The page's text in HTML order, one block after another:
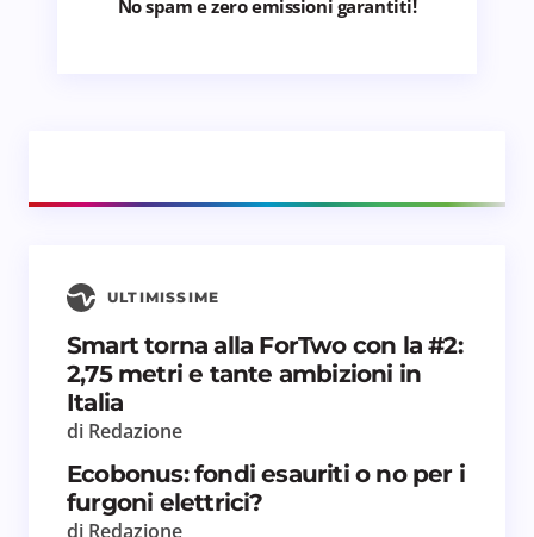
No spam e zero emissioni garantiti!
ULTIMISSIME
Smart torna alla ForTwo con la #2:
2,75 metri e tante ambizioni in
Italia
di Redazione
Ecobonus: fondi esauriti o no per i
furgoni elettrici?
di Redazione